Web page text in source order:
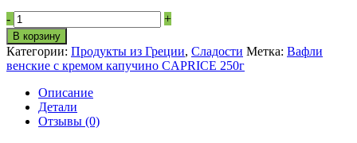
Вафли
венские
с
кремом
капучино
CAPRICE
250г
quantity
- +
В корзину
Категории: Продукты из Греции, Сладости Метка: Вафли
венские с кремом капучино CAPRICE 250г
Описание
Детали
Отзывы (0)